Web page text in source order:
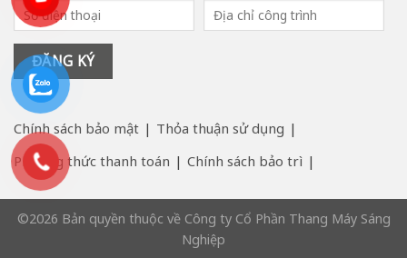
Chính sách bảo mật
Thỏa thuận sử dụng
Phương thức thanh toán
Chính sách bảo trì
©2026 Bản quyền thuộc về Công ty Cổ Phần Thang Máy Sáng
Nghiệp